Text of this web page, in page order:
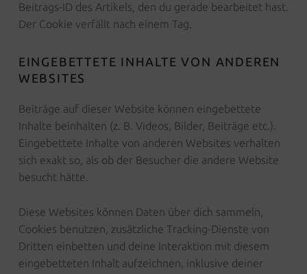
Beitrags-ID des Artikels, den du gerade bearbeitet hast.
Der Cookie verfällt nach einem Tag.
EINGEBETTETE INHALTE VON ANDEREN
WEBSITES
Beiträge auf dieser Website können eingebettete
Inhalte beinhalten (z. B. Videos, Bilder, Beiträge etc.).
Eingebettete Inhalte von anderen Websites verhalten
sich exakt so, als ob der Besucher die andere Website
besucht hätte.
Diese Websites können Daten über dich sammeln,
Cookies benutzen, zusätzliche Tracking-Dienste von
Dritten einbetten und deine Interaktion mit diesem
eingebetteten Inhalt aufzeichnen, inklusive deiner